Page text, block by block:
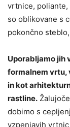
vrtnice,
so oblikovane s
pokončno
Uporabljamo jih
formalnem vrtu,
in kot
rastline.
dobimo s
vzpenjavih